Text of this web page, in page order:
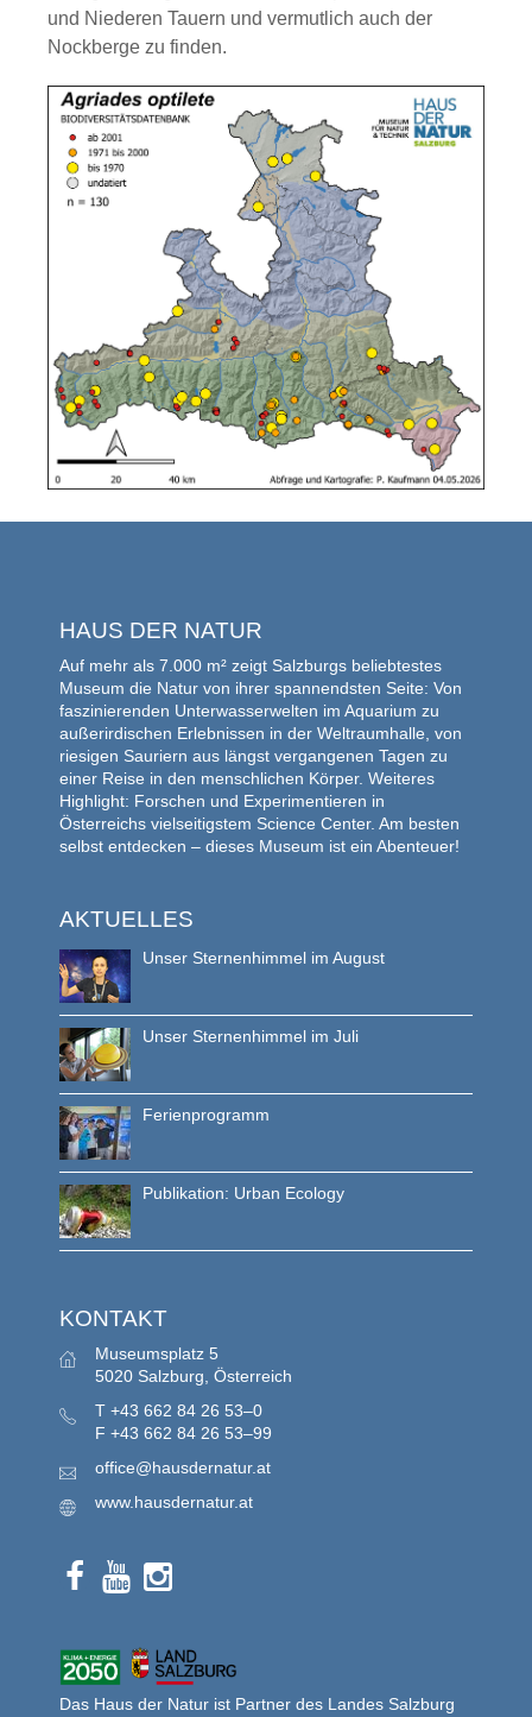
und Niederen Tauern und vermutlich auch der
Nockberge zu finden.
HAUS DER NATUR
Auf mehr als 7.000 m² zeigt Salzburgs beliebtestes
Museum die Natur von ihrer spannendsten Seite: Von
faszinierenden Unterwasserwelten im Aquarium zu
außerirdischen Erlebnissen in der Weltraumhalle, von
riesigen Sauriern aus längst vergangenen Tagen zu
einer Reise in den menschlichen Körper. Weiteres
Highlight: Forschen und Experimentieren in
Österreichs vielseitigstem Science Center. Am besten
selbst entdecken – dieses Museum ist ein Abenteuer!
AKTUELLES
Unser Sternenhimmel im August
Unser Sternenhimmel im Juli
Ferienprogramm
Publikation: Urban Ecology
KONTAKT
Museumsplatz 5
5020 Salzburg, Österreich
T +43 662 84 26 53–0
F +43 662 84 26 53–99
office@hausdernatur.at
www.hausdernatur.at
Das Haus der Natur ist Partner des Landes Salzburg